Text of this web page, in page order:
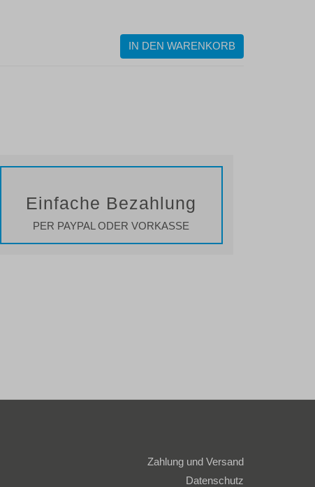
Einfache Bezahlung
PER PAYPAL ODER VORKASSE
Zahlung und Versand
Datenschutz